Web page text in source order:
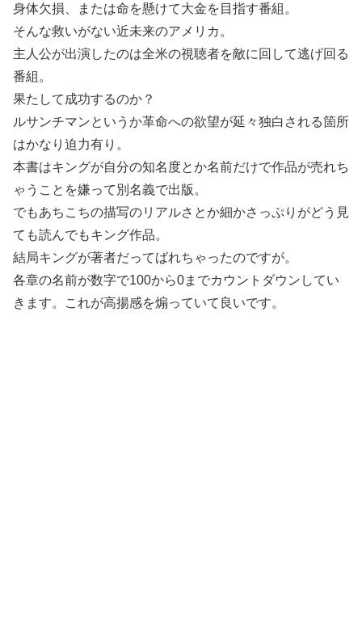
身体欠損、または命を懸けて大金を目指す番組。
そんな救いがない近未来のアメリカ。
主人公が出演したのは全米の視聴者を敵に回して逃げ回る
番組。
果たして成功するのか？
ルサンチマンというか革命への欲望が延々独白される箇所
はかなり迫力有り。
本書はキングが自分の知名度とか名前だけで作品が売れち
ゃうことを嫌って別名義で出版。
でもあちこちの描写のリアルさとか細かさっぷりがどう見
ても読んでもキング作品。
結局キングが著者だってばれちゃったのですが。
各章の名前が数字で100から0までカウントダウンしてい
きます。これが高揚感を煽っていて良いです。